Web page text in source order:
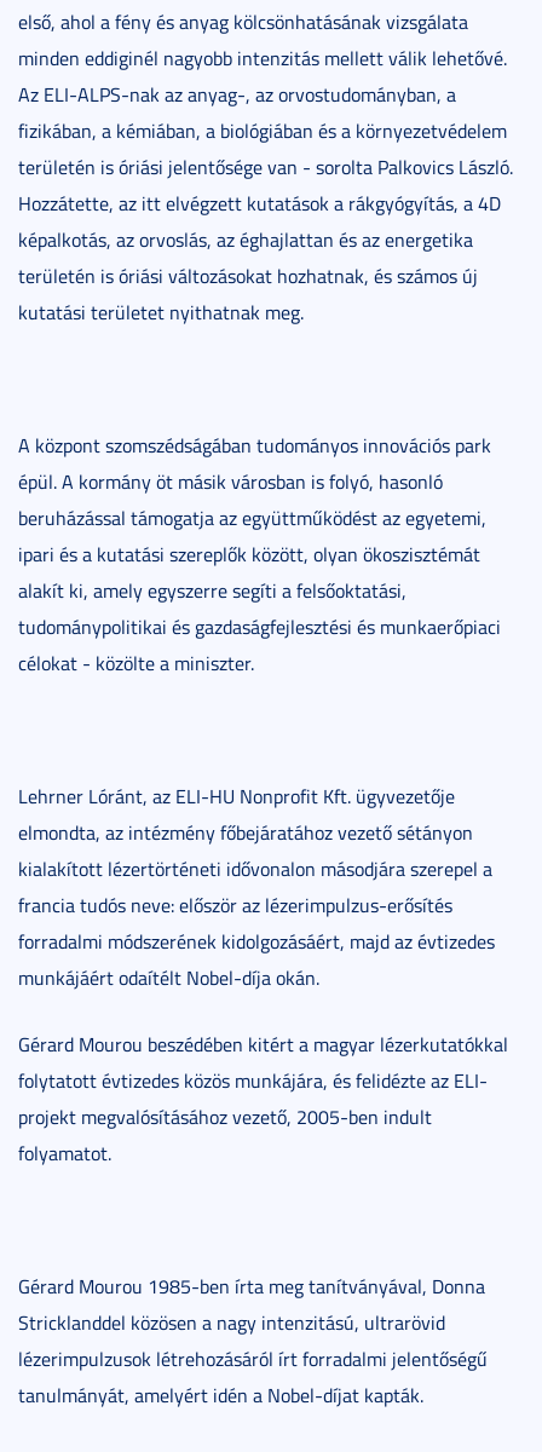
első, ahol a fény és anyag kölcsönhatásának vizsgálata
minden eddiginél nagyobb intenzitás mellett válik lehetővé.
Az ELI-ALPS-nak az anyag-, az orvostudományban, a
fizikában, a kémiában, a biológiában és a környezetvédelem
területén is óriási jelentősége van - sorolta Palkovics László.
Hozzátette, az itt elvégzett kutatások a rákgyógyítás, a 4D
képalkotás, az orvoslás, az éghajlattan és az energetika
területén is óriási változásokat hozhatnak, és számos új
kutatási területet nyithatnak meg.
A központ szomszédságában tudományos innovációs park
épül. A kormány öt másik városban is folyó, hasonló
beruházással támogatja az együttműködést az egyetemi,
ipari és a kutatási szereplők között, olyan ökoszisztémát
alakít ki, amely egyszerre segíti a felsőoktatási,
tudománypolitikai és gazdaságfejlesztési és munkaerőpiaci
célokat - közölte a miniszter.
Lehrner Lóránt, az ELI-HU Nonprofit Kft. ügyvezetője
elmondta, az intézmény főbejáratához vezető sétányon
kialakított lézertörténeti idővonalon másodjára szerepel a
francia tudós neve: először az lézerimpulzus-erősítés
forradalmi módszerének kidolgozásáért, majd az évtizedes
munkájáért odaítélt Nobel-díja okán.
Gérard Mourou beszédében kitért a magyar lézerkutatókkal
folytatott évtizedes közös munkájára, és felidézte az ELI-
projekt megvalósításához vezető, 2005-ben indult
folyamatot.
Gérard Mourou 1985-ben írta meg tanítványával, Donna
Stricklanddel közösen a nagy intenzitású, ultrarövid
lézerimpulzusok létrehozásáról írt forradalmi jelentőségű
tanulmányát, amelyért idén a Nobel-díjat kapták.